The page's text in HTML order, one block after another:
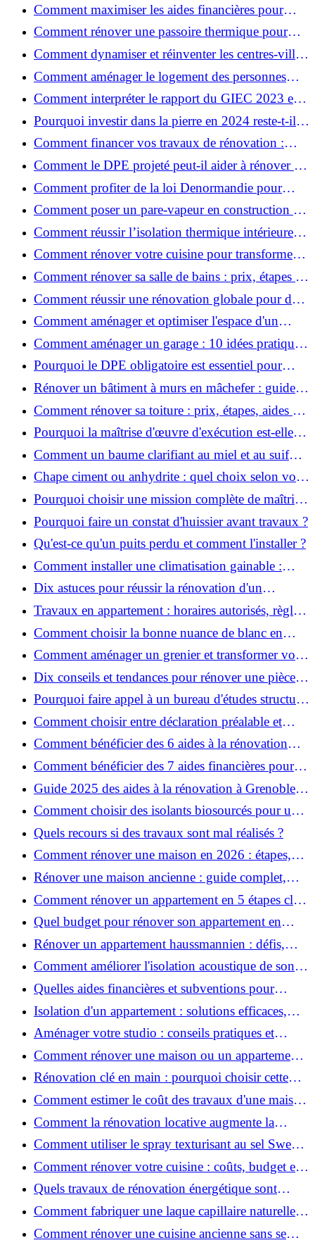
Comment maximiser les aides financières pour
votre rénovation ?
Comment rénover une passoire thermique pour
une maison durable ?
Comment dynamiser et réinventer les centres-villes
avec Action Cœur de Ville ?
Comment aménager le logement des personnes
âgées et obtenir des aides financières ?
Comment interpréter le rapport du GIEC 2023 et
en retenir l'essentiel ?
Pourquoi investir dans la pierre en 2024 reste-t-il
un choix sûr ?
Comment financer vos travaux de rénovation :
aides, prêts et solutions pratiques ?
Comment le DPE projeté peut-il aider à rénover et
valoriser votre bien ?
Comment profiter de la loi Denormandie pour
investir dans l'ancien et défiscaliser ?
Comment poser un pare-vapeur en construction et
rénovation : rôle et erreurs à éviter?
Comment réussir l’isolation thermique intérieure
pour une maison économe en énergie ?
Comment rénover votre cuisine pour transformer
votre espace de vie ?
Comment rénover sa salle de bains : prix, étapes et
astuces ?
Comment réussir une rénovation globale pour des
économies et un confort durables?
Comment aménager et optimiser l'espace d'un
studio : 10 astuces pratiques ?
Comment aménager un garage : 10 idées pratiques
et efficaces ?
Pourquoi le DPE obligatoire est essentiel pour
vendre ou louer un bien ?
Rénover un bâtiment à murs en mâchefer : guide
pratique et solutions
Comment rénover sa toiture : prix, étapes, aides et
réglementation ?
Pourquoi la maîtrise d'œuvre d'exécution est-elle
indispensable pour vos chantiers ?
Comment un baume clarifiant au miel et au suif
peut-il purifier la peau ?
Chape ciment ou anhydrite : quel choix selon votre
projet ?
Pourquoi choisir une mission complète de maîtrise
d’œuvre pour réussir vos projets?
Pourquoi faire un constat d'huissier avant travaux ?
Qu'est-ce qu'un puits perdu et comment l'installer ?
Comment installer une climatisation gainable :
coût, étapes et conseils ?
Dix astuces pour réussir la rénovation d'un
appartement
Travaux en appartement : horaires autorisés, règles
et bonnes pratiques
Comment choisir la bonne nuance de blanc en
décoration et éviter les pièges ?
Comment aménager un grenier et transformer vos
combles en espace habitable ?
Dix conseils et tendances pour rénover une pièce
de la maison
Pourquoi faire appel à un bureau d'études structure
pour garantir la sécurité de vos rénovations ?
Comment choisir entre déclaration préalable et
permis de construire pour vos travaux ?
Comment bénéficier des 6 aides à la rénovation
énergétique à Grenoble ?
Comment bénéficier des 7 aides financières pour la
rénovation énergétique à Voiron ?
Guide 2025 des aides à la rénovation à Grenoble et
Voiron : MaPrimeRénov’, CEE, aides locales
Comment choisir des isolants biosourcés pour une
rénovation écologique ?
Quels recours si des travaux sont mal réalisés ?
Comment rénover une maison en 2026 : étapes,
coûts et conseils ?
Rénover une maison ancienne : guide complet,
étapes, budget et astuces
Comment rénover un appartement en 5 étapes clés
?
Quel budget pour rénover son appartement en
2026 ?
Rénover un appartement haussmannien : défis,
conseils pratiques et estimation des prix
Comment améliorer l'isolation acoustique de son
appartement ?
Quelles aides financières et subventions pour
rénover votre appartement en 2026 ?
Isolation d'un appartement : solutions efficaces,
prix et conseils
Aménager votre studio : conseils pratiques et
erreurs à éviter
Comment rénover une maison ou un appartement
avec 50 000 € : budget, étapes et astuces ?
Rénovation clé en main : pourquoi choisir cette
solution et à quoi faire attention ?
Comment estimer le coût des travaux d'une maison
?
Comment la rénovation locative augmente la
rentabilité de votre parc immobilier ?
Comment utiliser le spray texturisant au sel Sweet
Salt pour des cheveux effet plage ?
Comment rénover votre cuisine : coûts, budget et
astuces bois ?
Quels travaux de rénovation énergétique sont
éligibles à MaPrimeRénov' ?
Comment fabriquer une laque capillaire naturelle
maison ?
Comment rénover une cuisine ancienne sans se